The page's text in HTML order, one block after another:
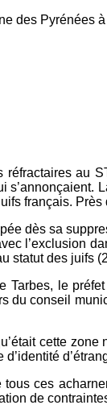
des Pyrénées à
au
français.
dès sa
l’exclusion
statut des juifs
Tarbes, le
conseil
cette
ces
de